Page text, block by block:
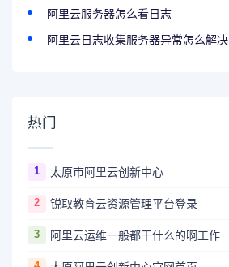
阿里云服务器怎么看日志
阿里云日志收集服务器异常怎么解决
热门
1 太原市阿里云创新中心
2 锐取教育云资源管理平台登录
3 阿里云运维一般都干什么的啊工作